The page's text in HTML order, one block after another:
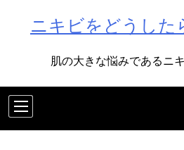
ニキビをどうした
肌の大きな悩みであるニ